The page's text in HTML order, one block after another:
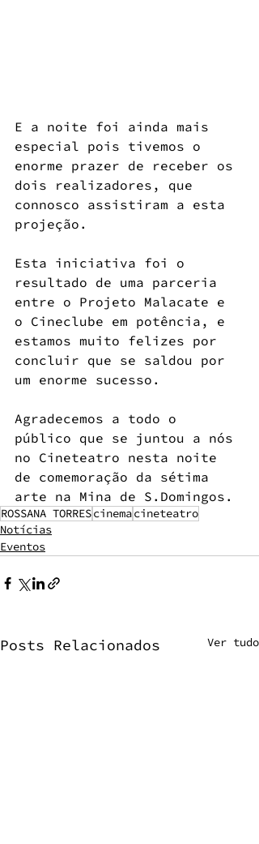
E a noite foi ainda mais
especial pois tivemos o
enorme prazer de receber os
dois realizadores, que
connosco assistiram a esta
projeção.
Esta iniciativa foi o
resultado de uma parceria
entre o Projeto Malacate e
o Cineclube em potência, e
estamos muito felizes por
concluir que se saldou por
um enorme sucesso.
Agradecemos a todo o
público que se juntou a nós
no Cineteatro nesta noite
de comemoração da sétima
arte na Mina de S.Domingos.
ROSSANA TORREScinemacineteatro
Notícias
Eventos
Posts Relacionados Ver tudo